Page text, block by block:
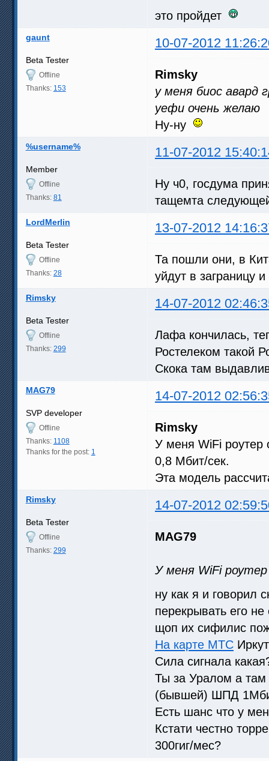
это пройдет
gaunt 10-07-2012
Beta Tester
Offline
Thanks: 153
Rimsky
у меня биос авард
уефи очень желаю
Ну-ну
%username% 11-07-2012
Member
Offline
Thanks: 81
Ну ч0, госдума
тащемта
LordMerlin 13-07-2012
Beta Tester
Offline
Thanks: 28
Та пошли они, в
уйдут в заграницу
Rimsky 14-07-2012
Beta Tester
Offline
Thanks: 299
Лафа кончилась,
Ростелеком такой
Скока там
MAG79 14-07-2012
SVP developer
Offline
Thanks: 1108
Thanks for the post: 1
Rimsky
У меня WiFi роутер
0,8 Мбит/сек.
Эта модель
Rimsky 14-07-2012
Beta Tester
Offline
Thanks: 299
MAG79
У меня WiFi
ну как я и говорил
перекрывать его не
щоп их сифилис
На карте МТС
Сила сигнала
Ты за Уралом а там
(бывшей) ШПД
Есть шанс что у
Кстати честно
300гиг/мес?